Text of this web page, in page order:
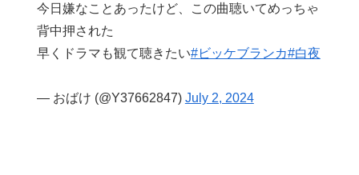
今日嫌なことあったけど、この曲聴いてめっちゃ
背中押された
早くドラマも観て聴きたい#ビッケブランカ#白夜
— おばけ (@Y37662847) July 2, 2024